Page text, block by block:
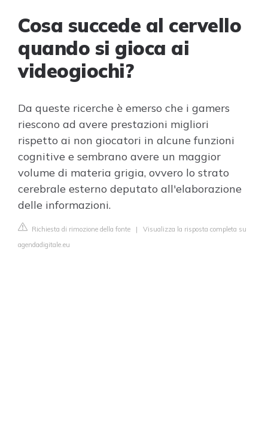
Cosa succede al cervello
quando si gioca ai
videogiochi?
Da queste ricerche è emerso che i gamers
riescono ad avere prestazioni migliori
rispetto ai non giocatori in alcune funzioni
cognitive e sembrano avere un maggior
volume di materia grigia, ovvero lo strato
cerebrale esterno deputato all'elaborazione
delle informazioni.
Richiesta di rimozione della fonte | Visualizza la risposta completa su
agendadigitale.eu